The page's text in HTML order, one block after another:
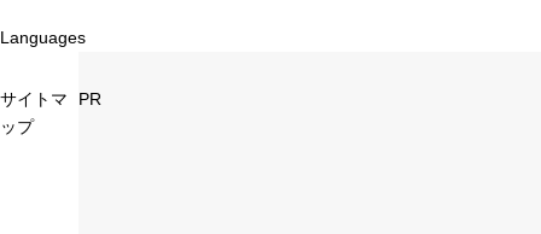
Languages
サイトマ
ップ
PR